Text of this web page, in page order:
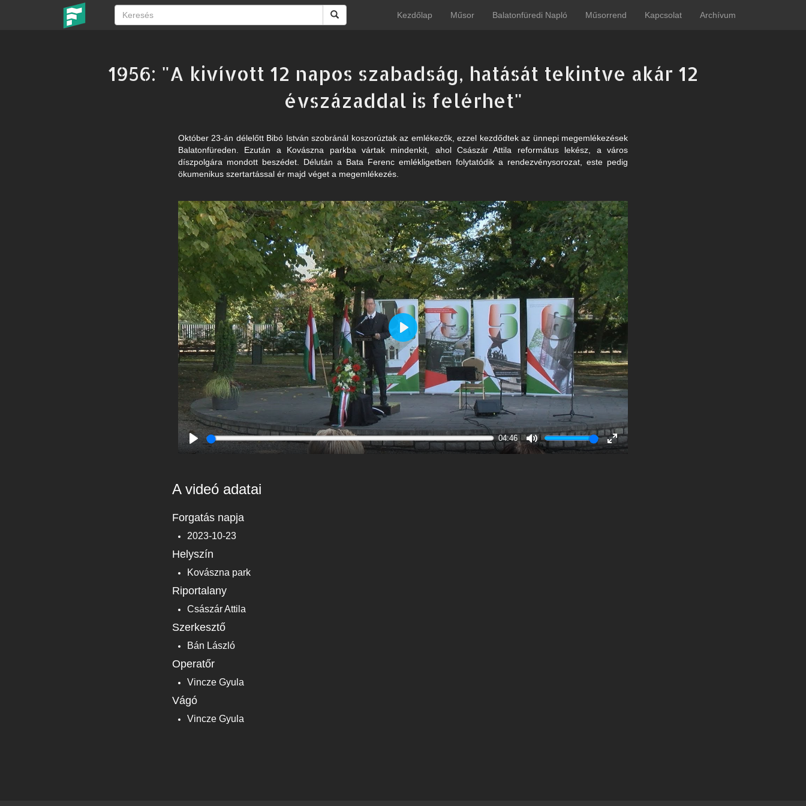
Kezdőlap Műsor Balatonfüredi Napló Műsorrend Kapcsolat Archívum
1956: "A kivívott 12 napos szabadság, hatását tekintve akár 12
évszázaddal is felérhet"
Október 23-án délelőtt Bibó István szobránál koszorúztak az emlékezők, ezzel kezdődtek az ünnepi megemlékezések
Balatonfüreden. Ezután a Kovászna parkba vártak mindenkit, ahol Császár Attila református lekész, a város
díszpolgára mondott beszédet. Délután a Bata Ferenc emlékligetben folytatódik a rendezvénysorozat, este pedig
ökumenikus szertartással ér majd véget a megemlékezés.
Play
04:46
Mute
Enter
Play
A videó adatai
Forgatás napja
2023-10-23
Helyszín
Kovászna park
Riportalany
Császár Attila
Szerkesztő
Bán László
Operatőr
Vincze Gyula
Vágó
Vincze Gyula